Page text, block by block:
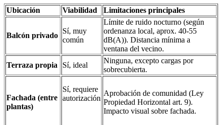
Ubicación Viabilidad Limitaciones principales
Balcón privado
Sí, muy
común
Límite de ruido nocturno (según
ordenanza local, aprox. 40-55
dB(A)). Distancia mínima a
ventana del vecino.
Terraza propia
Sí, ideal
Ninguna, excepto cargas por
sobrecubierta.
Fachada (entre
plantas)
Sí, requiere
autorización
Aprobación de comunidad (Ley
Propiedad Horizontal art. 9).
Impacto visual sobre fachada.